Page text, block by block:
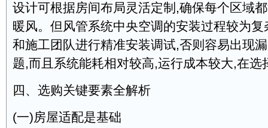
设计可根据房间布局灵活定制,确保每个区域
暖风。但风管系统中央空调的安装过程较为
和施工团队进行精准安装调试,否则容易出现
题,而且系统能耗相对较高,运行成本较大,在选
四、选购关键要素全解析
(一)房屋适配是基础